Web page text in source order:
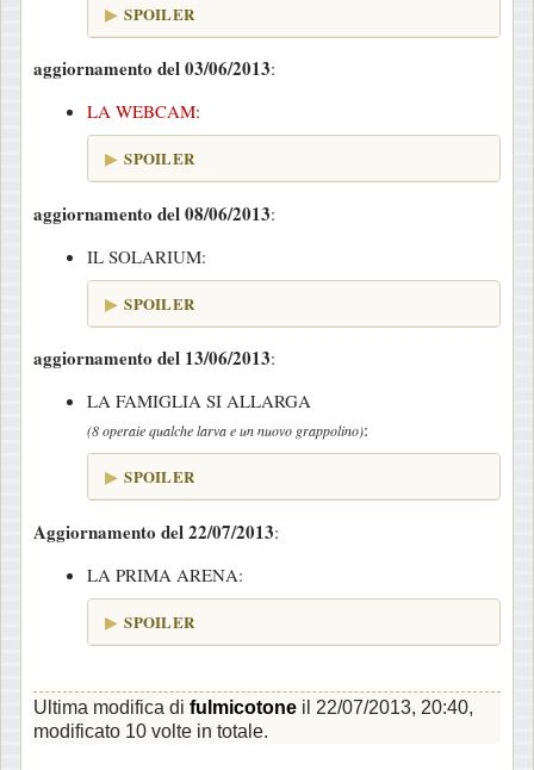
SPOILER
aggiornamento del 03/06/2013:
LA WEBCAM:
SPOILER
aggiornamento del 08/06/2013:
IL SOLARIUM:
SPOILER
aggiornamento del 13/06/2013:
LA FAMIGLIA SI ALLARGA
(8 operaie qualche larva e un nuovo grappolino):
SPOILER
Aggiornamento del 22/07/2013:
LA PRIMA ARENA:
SPOILER
Ultima modifica di fulmicotone il 22/07/2013, 20:40,
modificato 10 volte in totale.